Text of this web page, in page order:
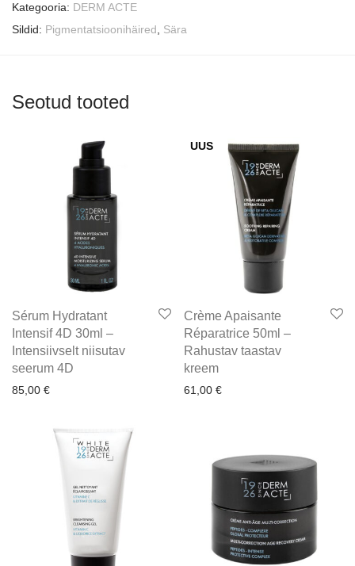
Kategooria: DERM ACTE
Sildid: Pigmentatsioonihäired Sära
Seotud tooted
Sérum Hydratant
Intensif 4D 30ml –
Intensiivselt niisutav
seerum 4D
85,00 €
UUS
Crème Apaisante
Réparatrice 50ml –
Rahustav taastav
kreem
61,00 €